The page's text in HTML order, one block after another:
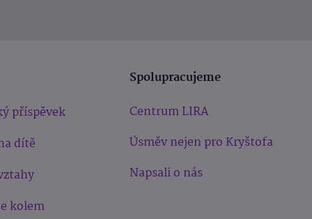
příspěvek
dítě
kolem
Spolupracujeme
Centrum LIRA
Úsměv nejen pro Kryštofa
Napsali o nás